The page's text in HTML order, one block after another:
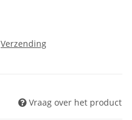
Verzending
Vraag over het product